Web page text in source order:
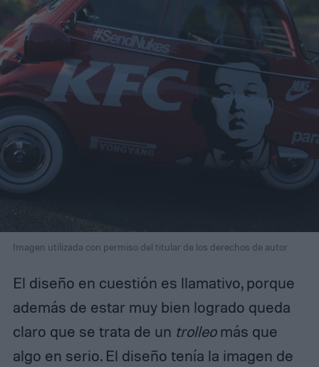
Imagen utilizada con permiso del titular de los derechos de autor
El diseño en cuestión es llamativo, porque
además de estar muy bien logrado queda
claro que se trata de un trolleomás que
algo en serio. El diseño tenía la imagen de